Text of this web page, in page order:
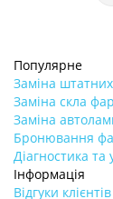
Популярне
Заміна штатних
Заміна скла фар
Заміна
Бронювання
Діагностика
Інформація
Відгуки клієнтів